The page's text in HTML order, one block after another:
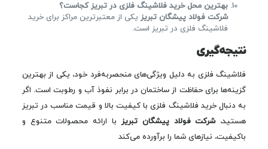
بهترین محل خرید فلاشینگ فلزی در تبریز کجاست؟
شرکت فولاد پیشگان تبریزیکی از معتبرترین مراکز برای خرید
فلاشینگ فلزی در تبریز است.
نتیجه‌گیری
فلاشینگ فلزی به دلیل ویژگی‌های منحصر‌به‌فرد خود، یکی از بهترین
گزینه‌ها برای حفاظت از ساختمان در برابر نفوذ آب و رطوبت است. اگر
به دنبال خرید فلاشینگ فلزی با کیفیت بالا و قیمت مناسب در تبریز
هستید،شرکت فولاد پیشگان تبریزبا ارائه محصولات متنوع و
باکیفیت، نیازهای شما را برآورده می‌کند